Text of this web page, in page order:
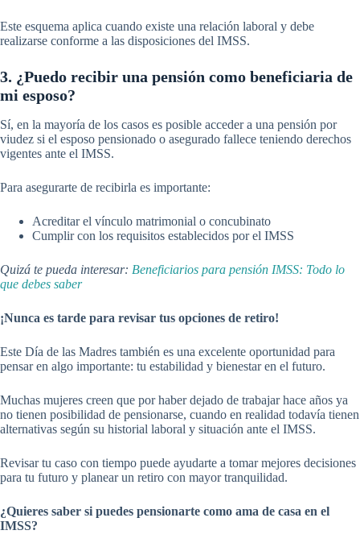
Este esquema aplica cuando existe una relación laboral y debe
realizarse conforme a las disposiciones del IMSS.
3. ¿Puedo recibir una pensión como beneficiaria de
mi esposo?
Sí, en la mayoría de los casos es posible acceder a una pensión por
viudez si el esposo pensionado o asegurado fallece teniendo derechos
vigentes ante el IMSS.
Para asegurarte de recibirla es importante:
Acreditar el vínculo matrimonial o concubinato
Cumplir con los requisitos establecidos por el IMSS
Quizá te pueda interesar: Beneficiarios para pensión IMSS: Todo lo
que debes saber
¡Nunca es tarde para revisar tus opciones de retiro!
Este Día de las Madres también es una excelente oportunidad para
pensar en algo importante: tu estabilidad y bienestar en el futuro.
Muchas mujeres creen que por haber dejado de trabajar hace años ya
no tienen posibilidad de pensionarse, cuando en realidad todavía tienen
alternativas según su historial laboral y situación ante el IMSS.
Revisar tu caso con tiempo puede ayudarte a tomar mejores decisiones
para tu futuro y planear un retiro con mayor tranquilidad.
¿Quieres saber si puedes pensionarte como ama de casa en el
IMSS?